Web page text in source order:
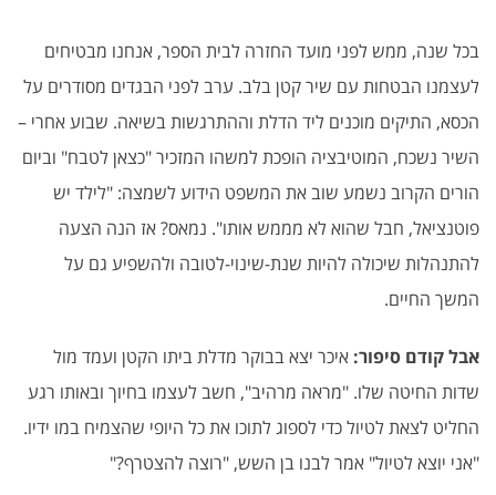
בכל שנה, ממש לפני מועד החזרה לבית הספר, אנחנו מבטיחים
לעצמנו הבטחות עם שיר קטן בלב. ערב לפני הבגדים מסודרים על
הכסא, התיקים מוכנים ליד הדלת וההתרגשות בשיאה. שבוע אחרי –
השיר נשכח, המוטיבציה הופכת למשהו המזכיר "כצאן לטבח" וביום
הורים הקרוב נשמע שוב את המשפט הידוע לשמצה: "לילד יש
פוטנציאל, חבל שהוא לא מממש אותו". נמאס? אז הנה הצעה
להתנהלות שיכולה להיות שנת-שינוי-לטובה ולהשפיע גם על
המשך החיים.
אבל קודם סיפור: איכר יצא בבוקר מדלת ביתו הקטן ועמד מול
שדות החיטה שלו. "מראה מרהיב", חשב לעצמו בחיוך ובאותו רגע
החליט לצאת לטיול כדי לספוג לתוכו את כל היופי שהצמיח במו ידיו.
"אני יוצא לטיול" אמר לבנו בן השש, "רוצה להצטרף?"